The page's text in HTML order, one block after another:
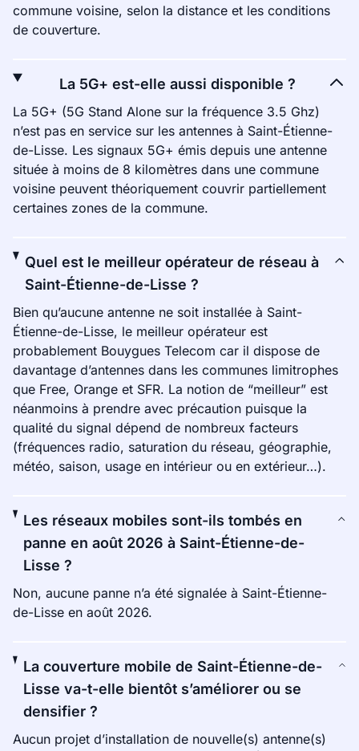
commune voisine, selon la distance et les conditions
de couverture.
La 5G+ est-elle aussi disponible ?
La 5G+ (5G Stand Alone sur la fréquence 3.5 Ghz)
n’est pas en service sur les antennes à Saint-Étienne-
de-Lisse. Les signaux 5G+ émis depuis une antenne
située à moins de 8 kilomètres dans une commune
voisine peuvent théoriquement couvrir partiellement
certaines zones de la commune.
Quel est le meilleur opérateur de réseau à
Saint-Étienne-de-Lisse ?
Bien qu’aucune antenne ne soit installée à Saint-
Étienne-de-Lisse, le meilleur opérateur est
probablement Bouygues Telecom car il dispose de
davantage d’antennes dans les communes limitrophes
que Free, Orange et SFR. La notion de “meilleur” est
néanmoins à prendre avec précaution puisque la
qualité du signal dépend de nombreux facteurs
(fréquences radio, saturation du réseau, géographie,
météo, saison, usage en intérieur ou en extérieur…).
Les réseaux mobiles sont-ils tombés en
panne en août 2026 à Saint-Étienne-de-
Lisse ?
Non, aucune panne n’a été signalée à Saint-Étienne-
de-Lisse en août 2026.
La couverture mobile de Saint-Étienne-de-
Lisse va-t-elle bientôt s’améliorer ou se
densifier ?
Aucun projet d’installation de nouvelle(s) antenne(s)